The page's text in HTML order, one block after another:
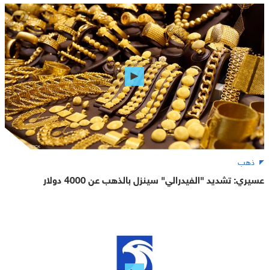
ذهب
عسيري: تشديد "الفيدرالي" سينزل بالذهب عن 4000 دولار